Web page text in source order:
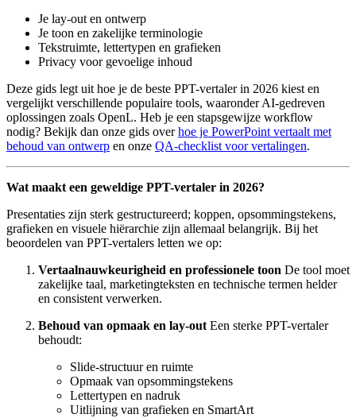
Je lay-out en ontwerp
Je toon en zakelijke terminologie
Tekstruimte, lettertypen en grafieken
Privacy voor gevoelige inhoud
Deze gids legt uit hoe je de beste PPT-vertaler in 2026 kiest en
vergelijkt verschillende populaire tools, waaronder AI-gedreven
oplossingen zoals OpenL. Heb je een stapsgewijze workflow
nodig? Bekijk dan onze gids overhoe je PowerPoint vertaalt met
behoud van ontwerp en onze QA-checklist voor vertalingen.
Wat maakt een geweldige PPT-vertaler in 2026?
Presentaties zijn sterk gestructureerd; koppen, opsommingstekens,
grafieken en visuele hiërarchie zijn allemaal belangrijk. Bij het
beoordelen van PPT-vertalers letten we op:
Vertaalnauwkeurigheid en professionele toon De tool moet
zakelijke taal, marketingteksten en technische termen helder
en consistent verwerken.
Behoud van opmaak en lay-out Een sterke PPT-vertaler
behoudt:
Slide-structuur en ruimte
Opmaak van opsommingstekens
Lettertypen en nadruk
Uitlijning van grafieken en SmartArt